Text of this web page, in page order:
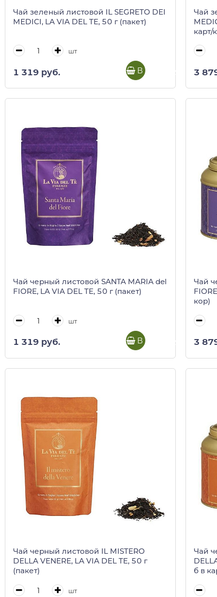
Чай зеленый листовой IL SEGRETO DEI
MEDICI, LA VIA DEL TE, 50 г (пакет)
шт
1 319 руб. В корзину
Чай
карт/
3
Чай черный листовой SANTA MARIA del
FIORE, LA VIA DEL TE, 50 г (пакет)
шт
1 319 руб. В корзину
Чай
кор)
3
Чай черный листовой IL MISTERO
DELLA VENERE, LA VIA DEL TE, 50 г
(пакет)
шт
Чай
б в